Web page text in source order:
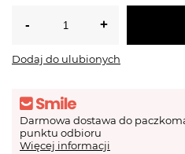
Dodaj do ulubionych
Darmowa dostawa do
punktu odbioru
Więcej informacji